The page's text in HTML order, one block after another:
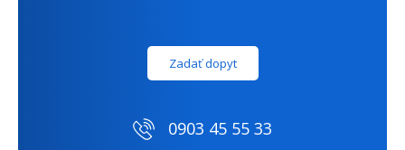
Zadať dopyt
0903 45 55 33